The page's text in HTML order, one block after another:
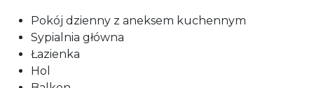
Pokój dzienny z aneksem kuchennym
Sypialnia główna
Łazienka
Hol